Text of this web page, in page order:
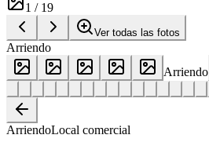
1 / 19
Ver todas las fotos
Arriendo
Arriendo
ArriendoLocal comercial